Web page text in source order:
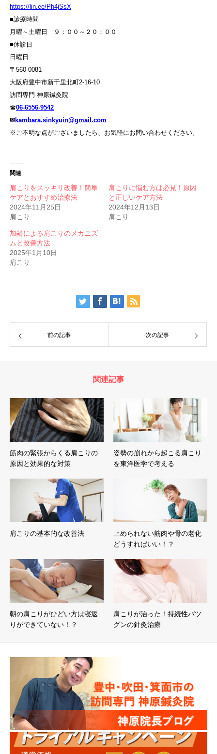
https://lin.ee/Ph4jSsX
■診療時間
月曜～土曜日 ９：００～２０：００
■休診日
日曜日
〒560-0081
大阪府豊中市新千里北町2-16-10
訪問専門 神原鍼灸院
☎06-6556-9542
✉kambara.sinkyuin@gmail.com
※ご不明な点がございましたら、お気軽にお問い合わせください。
関連
肩こりをスッキリ改善！簡単
ケアとおすすめ治療法
2024年11月25日
肩こり
肩こりに悩む方は必見！原因
と正しいケア方法
2024年12月13日
肩こり
加齢による肩こりのメカニズ
ムと改善方法
2025年1月10日
肩こり
前の記事 次の記事
関連記事
筋肉の緊張からくる肩こりの
原因と効果的な対策
姿勢の崩れから起こる肩こり
を東洋医学で考える
肩こりの基本的な改善法
止められない筋肉や骨の老化
どうすればいい！？
朝の肩こりがひどい方は寝返
りができていない！？
肩こりが治った！持続性バツ
グンの針灸治療